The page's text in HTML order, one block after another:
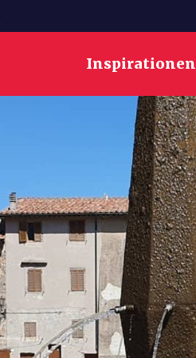
Inspirationen